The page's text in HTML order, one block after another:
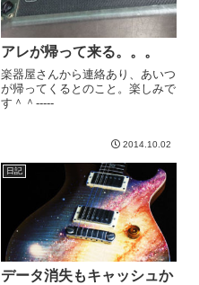
アレが帰って来る。。。
楽器屋さんから連絡あり、あいつ
が帰ってくるとのこと。楽しみで
す＾＾-----
2014.10.02
日記
データ消失もキャッシュか